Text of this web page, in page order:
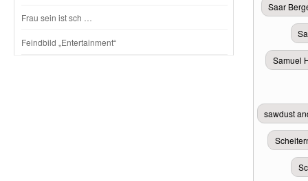
Frau sein ist sch …
Feindbild „Entertainment“
Saar
Samuel
sawdust